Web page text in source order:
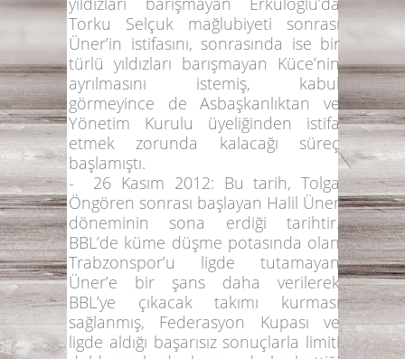
Torku Selçuk mağlubiyeti sonrası
Üner’in istifasını, sonrasında ise bir
türlü yıldızları barışmayan Küce’nin
ayrılmasını istemiş, kabul
görmeyince de Asbaşkanlıktan ve
Yönetim Kurulu üyeliğinden istifa
etmek zorunda kalacağı süreç
başlamıştı.
- 26 Kasım 2012: Bu tarih, Tolga
Öngören sonrası başlayan Halil Üner
döneminin sona erdiği tarihtir.
BBL’de küme düşme potasında olan
Trabzonspor’u ligde tutamayan
Üner’e bir şans daha verilerek
BBL’ye çıkacak takımı kurması
sağlanmış, Federasyon Kupası ve
ligde aldığı başarısız sonuçlarla limiti